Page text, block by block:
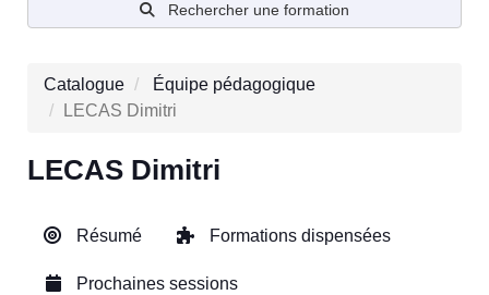
Rechercher une formation
Catalogue
Équipe pédagogique
LECAS Dimitri
LECAS Dimitri
Résumé Formations dispensées
Prochaines sessions